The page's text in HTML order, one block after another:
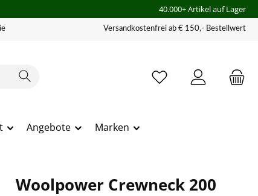
40.000+ Artikel auf Lager
Versandkostenfrei ab € 150,- Bestellwert
Angebote Marken
Woolpower Crewneck 200